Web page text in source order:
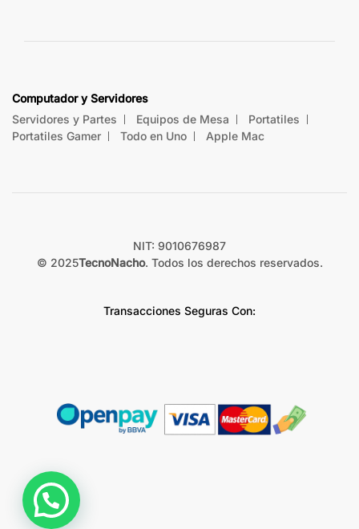
Computador y Servidores
Servidores y Partes
Equipos de Mesa
Portatiles
Portatiles Gamer
Todo en Uno Apple Mac
NIT: 9010676987
© 2025TecnoNacho. Todos los derechos reservados.
Transacciones Seguras Con: